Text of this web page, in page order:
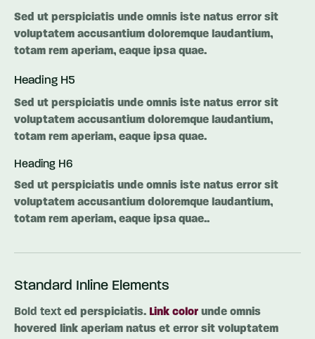
Sed ut perspiciatis unde omnis iste natus error sit
voluptatem accusantium doloremque laudantium,
totam rem aperiam, eaque ipsa quae.
Heading H5
Sed ut perspiciatis unde omnis iste natus error sit
voluptatem accusantium doloremque laudantium,
totam rem aperiam, eaque ipsa quae.
Heading H6
Sed ut perspiciatis unde omnis iste natus error sit
voluptatem accusantium doloremque laudantium,
totam rem aperiam, eaque ipsa quae..
Standard Inline Elements
Bold text ed perspiciatis. Link color unde omnis
hovered link aperiam natus et error sit voluptatem